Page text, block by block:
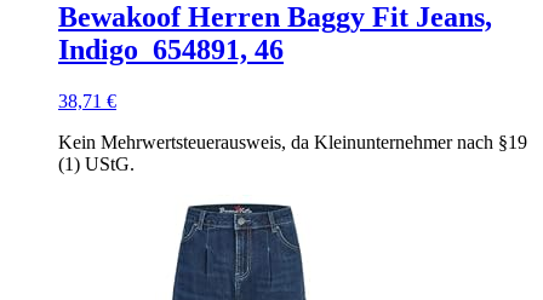
Bewakoof Herren Baggy Fit Jeans,
Indigo_654891, 46
38,71 €
Kein Mehrwertsteuerausweis, da Kleinunternehmer nach §19
(1) UStG.